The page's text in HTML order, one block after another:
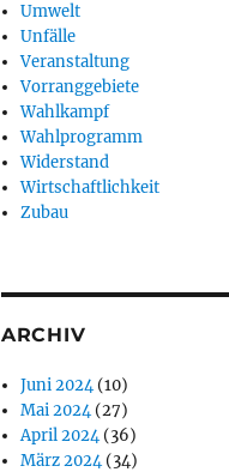
Umwelt
Unfälle
Veranstaltung
Vorranggebiete
Wahlkampf
Wahlprogramm
Widerstand
Wirtschaftlichkeit
Zubau
ARCHIV
Juni 2024(10)
Mai 2024(27)
April 2024(36)
März 2024(34)